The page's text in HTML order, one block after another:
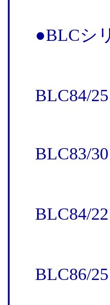
●BLCシ
BLC84/
BLC83/
BLC84/
BLC86/25